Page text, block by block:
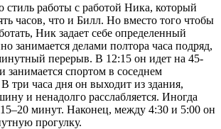
стиль работы с работой Ника, который
часов, что и Билл. Но вместо того чтобы
Ник задает себе определенный
занимается делами полтора часа подряд,
перерыв. В 12:15 он идет на 45-
спортом в соседнем
три часа дня он выходит из здания,
и ненадолго расслабляется. Иногда
15–20 минут. Наконец, между 4:30 и 5:00 он
прогулку.